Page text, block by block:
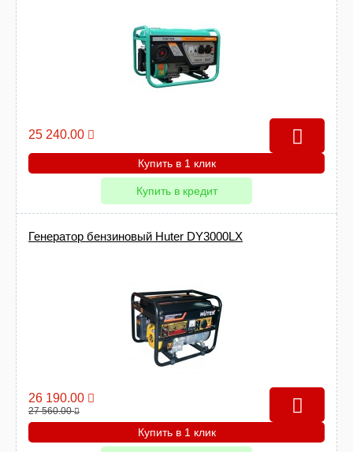
25 240.00
Купить в 1 клик
Купить в кредит
Генератор бензиновый Huter DY3000LX
26 190.00
27 560.00
Купить в 1 клик